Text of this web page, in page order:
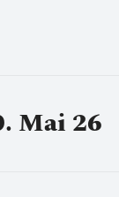
Mai 26